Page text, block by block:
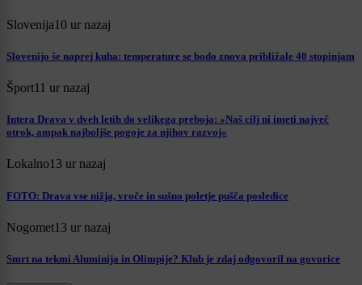
Slovenija10 ur nazaj
Slovenijo še naprej kuha: temperature se bodo znova približale 40 stopinjam
Šport11 ur nazaj
Intera Drava v dveh letih do velikega preboja: »Naš cilj ni imeti največ
otrok, ampak najboljše pogoje za njihov razvoj«
Lokalno13 ur nazaj
FOTO: Drava vse nižja, vroče in sušno poletje pušča posledice
Nogomet13 ur nazaj
Smrt na tekmi Aluminija in Olimpije? Klub je zdaj odgovoril na govorice